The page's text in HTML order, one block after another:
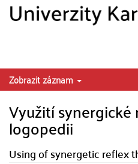
Zobrazit záznam
Využití
logopedii
Using of synergetic reflex